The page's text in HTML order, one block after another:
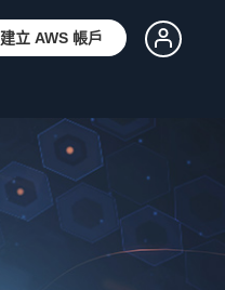
建立 AWS 帳戶